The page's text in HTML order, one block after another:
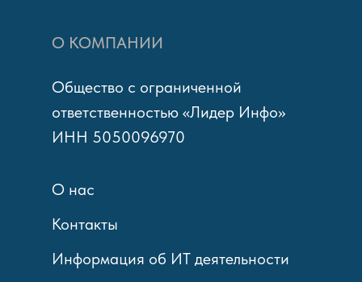
Информация об ИТ деятельности
Контакты
О нас
О КОМПАНИИ
Общество с ограниченной
ответственностью «Лидер Инфо»
ИНН 5050096970